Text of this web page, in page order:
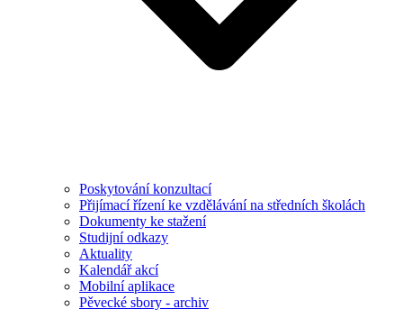
Poskytování konzultací
Přijímací řízení ke vzdělávání na středních školách
Dokumenty ke stažení
Studijní odkazy
Aktuality
Kalendář akcí
Mobilní aplikace
Pěvecké sbory - archiv